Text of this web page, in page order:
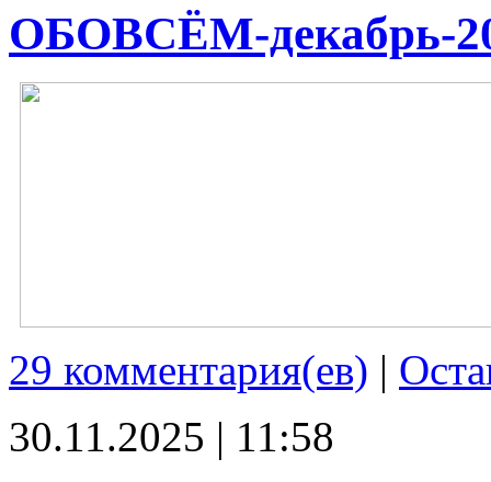
ОБОВСЁМ-декабрь-
29 комментария(ев) |
30.11.2025 | 11:58